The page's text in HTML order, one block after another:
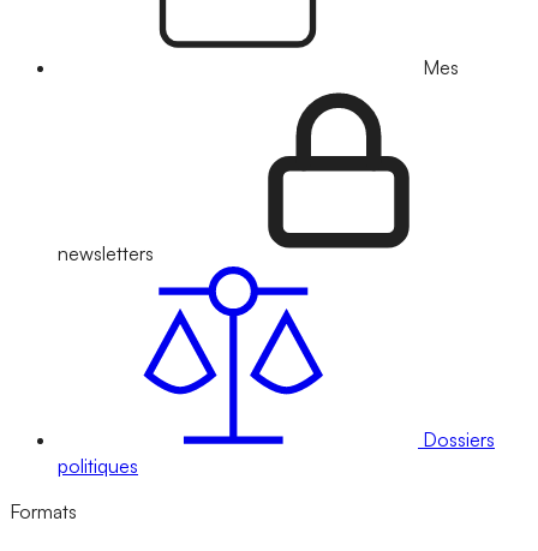
Mes
newsletters
Dossiers
politiques
Formats